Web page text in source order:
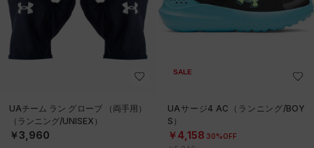
UAチーム ラン グローブ （両手用）
（ランニング/UNISEX）
￥3,960
SALE
UAサージ4 AC（ランニング/BOY
S）
￥4,158 30%OFF